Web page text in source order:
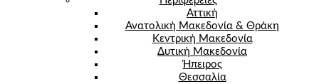
Αττική
Ανατολική Μακεδονία & Θράκη
Κεντρική Μακεδονία
Δυτική Μακεδονία
Ήπειρος
Θεσσαλία